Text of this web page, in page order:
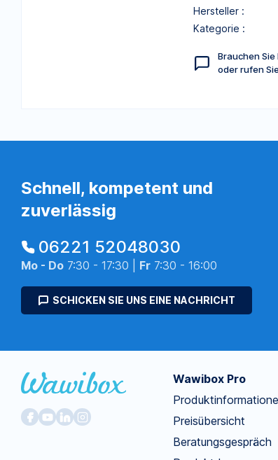
Hersteller :
Kategorie :
Brauchen Sie
oder rufen
Schnell, kompetent und
zuverlässig
06221 52048030
Mo - Do 7:30 - 17:30 | Fr 7:30 - 16:00
SCHICKEN SIE UNS EINE NACHRICHT
Wawibox Pro
Preisübersicht
Beratungsgespräch